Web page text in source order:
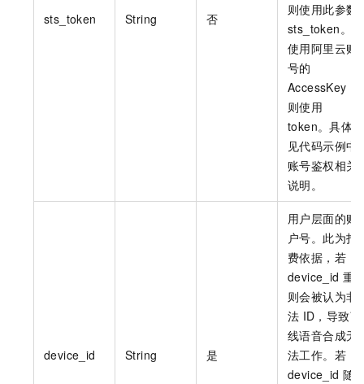
sts_token String 否
则使用此参数
sts_token。若
使用阿里云账
号的
AccessKey，
则使用
token。具体可
见代码示例中
账号鉴权相关
说明。
device_id String 是
用户层面的账
户号。此为扣
费依据，若
device_id 重
则会被认为非
法 ID，导致离
线语音合成无
法工作。若
device_id 随